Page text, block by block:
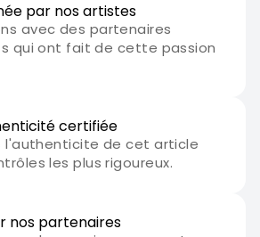
par nos artistes
avec des partenaires
qui ont fait de cette passion
certifiée
l'authenticite de cet article
les plus rigoureux.
nos partenaires